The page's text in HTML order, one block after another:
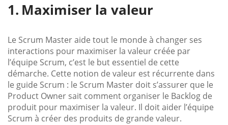
Maximiser la valeur
Le Scrum Master aide tout le monde à changer ses
interactions pour maximiser la valeur créée par
l’équipe Scrum, c’est le but essentiel de cette
démarche. Cette notion de valeur est récurrente dans
le guide Scrum : le Scrum Master doit s’assurer que le
Product Owner sait comment organiser le Backlog de
produit pour maximiser la valeur. Il doit aider l’équipe
Scrum à créer des produits de grande valeur.